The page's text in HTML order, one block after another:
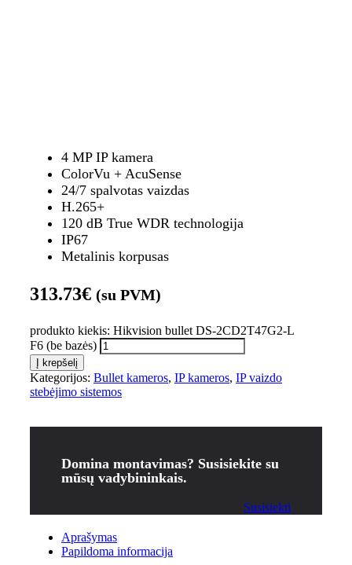
4 MP IP kamera
ColorVu + AcuSense
24/7 spalvotas vaizdas
H.265+
120 dB True WDR technologija
IP67
Metalinis korpusas
313.73€ (su PVM)
produkto kiekis: Hikvision bullet DS-2CD2T47G2-L
F6 (be bazės)
Į krepšelį
Kategorijos: Bullet kameros, IP kameros, IP vaizdo
stebėjimo sistemos
Domina montavimas? Susisiekite su
mūsų vadybininkais.
Susisiekti
Aprašymas
Papildoma informacija